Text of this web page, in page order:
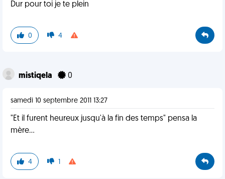
Dur pour toi je te plein
0 4
mistiqela 0
samedi 10 septembre 2011 13:27
"Et il furent heureux jusqu'à la fin des temps" pensa la
mère...
4 1